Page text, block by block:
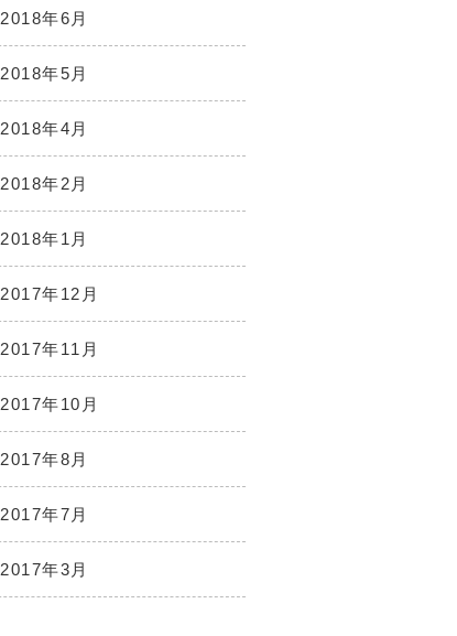
2018年6月
2018年5月
2018年4月
2018年2月
2018年1月
2017年12月
2017年11月
2017年10月
2017年8月
2017年7月
2017年3月